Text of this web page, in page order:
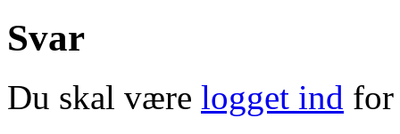
Svar
Du skal være logget ind for